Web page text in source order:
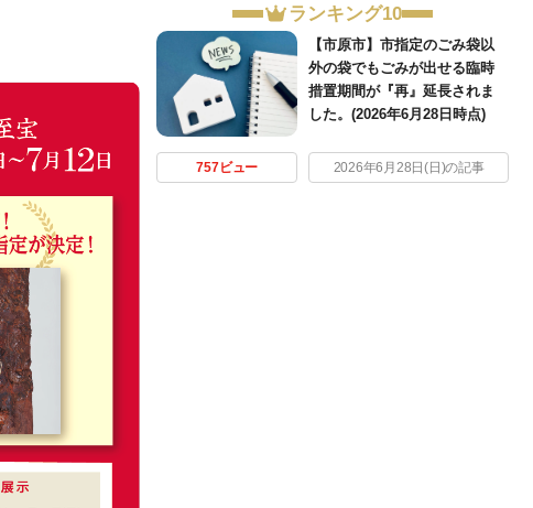
ランキング10
【市原市】市指定のごみ袋以
外の袋でもごみが出せる臨時
措置期間が『再』延長されま
した。(2026年6月28日時点)
757ビュー 2026年6月28日(日)の記事